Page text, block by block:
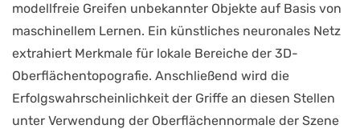
modellfreie Greifen unbekannter Objekte auf Basis von
maschinellem Lernen. Ein künstliches neuronales Netz
extrahiert Merkmale für lokale Bereiche der 3D-
Oberflächentopografie. Anschließend wird die
Erfolgswahrscheinlichkeit der Griffe an diesen Stellen
unter Verwendung der Oberflächennormale der Szene